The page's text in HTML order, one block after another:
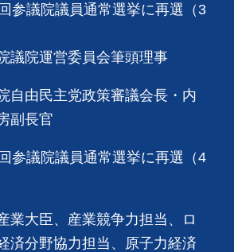
参議院議員通常選挙に再選（3
議院運営委員会筆頭理事
自由民主党政策審議会長・内
副長官
参議院議員通常選挙に再選（4
業大臣、産業競争力担当、ロ
済分野協力担当、原子力経済